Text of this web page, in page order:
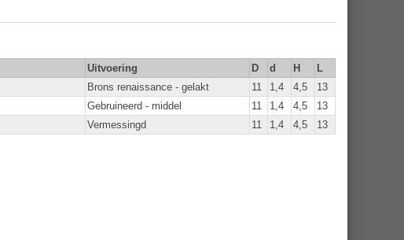
Uitvoering D d H
L
Brons renaissance - gelakt 11 1,4 4,5
13
Gebruineerd - middel 11 1,4 4,5
13
Vermessingd 11 1,4 4,5 13